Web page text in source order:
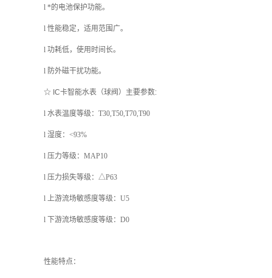
l *的电池保护功能。
l 性能稳定，适用范围广。
l 功耗低，使用时间长。
l 防外磁干扰功能。
☆ IC卡智能水表（球阀）主要参数:
l 水表温度等级： T30,T50,T70,T90
l 湿度：<93%
l 压力等级：MAP10
l 压力损失等级：△P63
l 上游流场敏感度等级：U5
l 下游流场敏感度等级：D0
性能特点：